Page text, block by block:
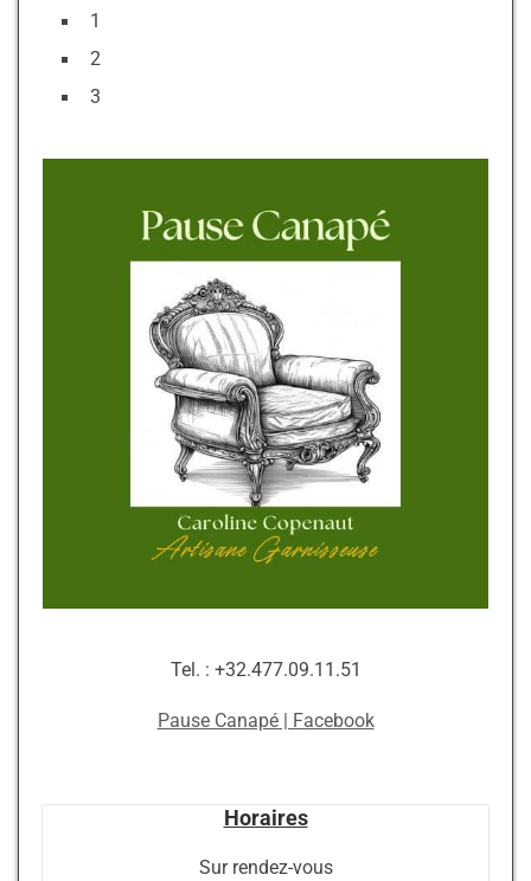
1
2
3
Tel. : +32.477.09.11.51
Pause Canapé | Facebook
Horaires
Sur rendez-vous